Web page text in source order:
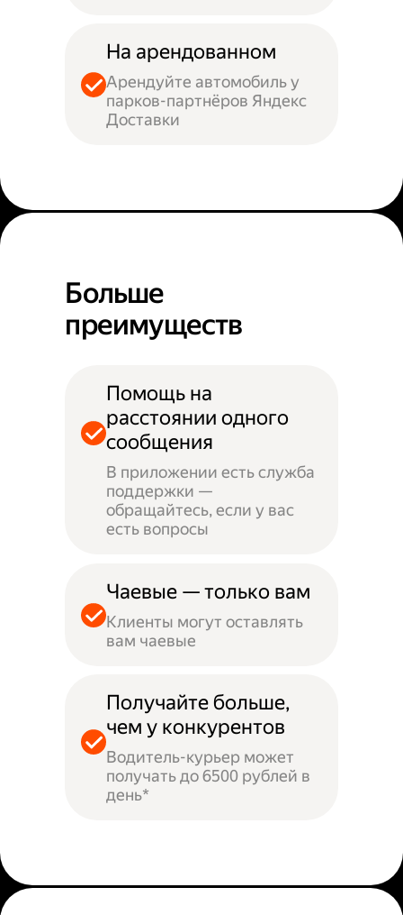
На арендованном
Арендуйте автомобиль у
парков-партнёров Яндекс
Доставки
Больше
преимуществ
Помощь на
расстоянии одного
сообщения
В приложении есть служба
поддержки —
обращайтесь, если у вас
есть вопросы
Чаевые — только вам
Клиенты могут оставлять
вам чаевые
Получайте больше,
чем у конкурентов
Водитель-курьер может
получать до 6500 рублей в
день*